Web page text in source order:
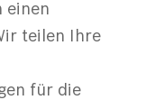
einen
teilen Ihre
für die